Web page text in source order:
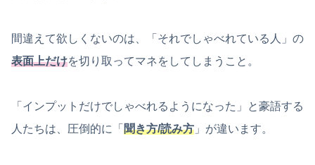
間違えて欲しくないのは、「それでしゃべれている人」の
表面上だけを切り取ってマネをしてしまうこと。
「インプットだけでしゃべれるようになった」と豪語する
人たちは、圧倒的に「 聞き方/読み方 」が違います。